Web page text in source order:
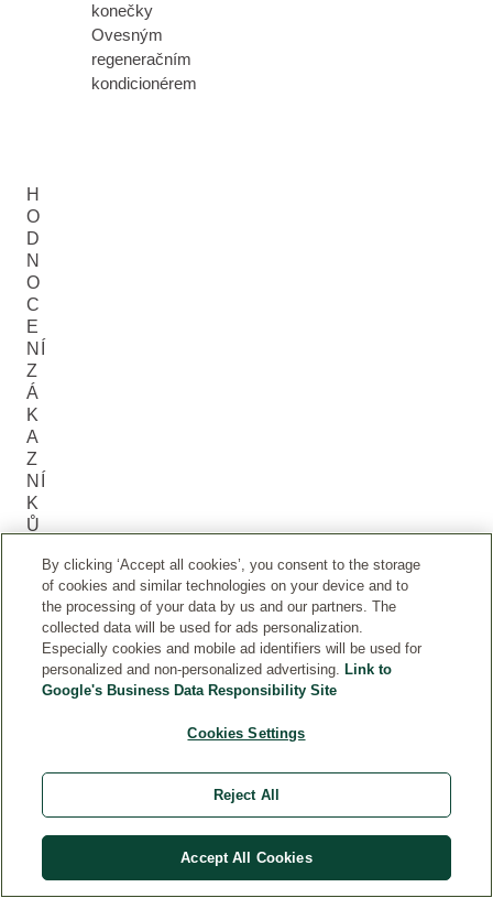
konečky
Ovesným
regeneračním
kondicionérem
H
O
D
N
O
C
E
NÍ
Z
Á
K
A
Z
NÍ
K
Ů
Aktuální hodnocení: 5 z 5 hvězdiček hodnoceno 1
5.0
Aktuální hodnocení: 5 z 5 hvězdiček
4 0
3 0
By clicking ‘Accept all cookies’, you consent to the storage
of cookies and similar technologies on your device and to
the processing of your data by us and our partners. The
collected data will be used for ads personalization.
Especially cookies and mobile ad identifiers will be used for
personalized and non-personalized advertising. Link to
Google's Business Data Responsibility Site
Cookies Settings
Reject All
Accept All Cookies